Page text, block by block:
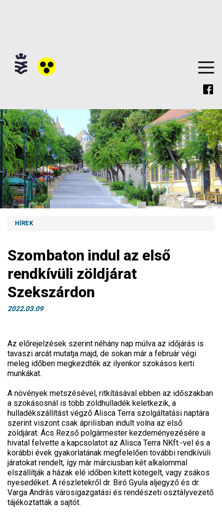
HÍREK
Szombaton indul az első
rendkívüli zöldjárat
Szekszárdon
2022.03.09
Az előrejelzések szerint néhány nap múlva az időjárás is
tavaszi arcát mutatja majd, de sokan már a február végi
meleg időben megkezdték az ilyenkor szokásos kerti
munkákat.
A növények metszésével, ritkításával ebben az időszakban
a szokásosnál is több zöldhulladék keletkezik, a
hulladékszállítást végző Alisca Terra szolgáltatási naptára
szerint viszont csak áprilisban indult volna az első
zöldjárat. Ács Rezső polgármester kezdeményezésére a
hivatal felvette a kapcsolatot az Alisca Terra NKft.-vel és a
korábbi évek gyakorlatának megfelelően további rendkívüli
járatokat rendelt, így már márciusban két alkalommal
elszállítják a házak elé időben kitett kötegelt, vagy zsákos
nyesedéket. A részletekről dr. Biró Gyula aljegyző és dr.
Varga András városigazgatási és rendészeti osztályvezető
tájékoztatták a sajtót.